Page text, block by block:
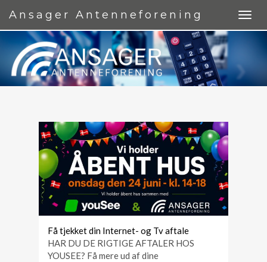
Ansager Antenneforening
Få tjekket din Internet- og Tv aftale
HAR DU DE RIGTIGE AFTALER HOS
YOUSEE? Få mere ud af dine